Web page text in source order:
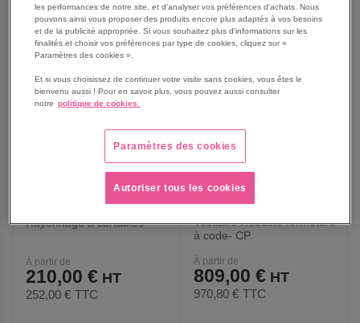
AUX
FAVORIS
AUX
FAVORIS
Rayonnage à cartables
À partir de
210,00 €
252,00 € TTC
Vestiaire Robusto fermeture
à code- CP
À partir de
809,00 €
970,80 € TTC
les performances de notre site, et d'analyser vos préférences d'achats. Nous
pouvons ainsi vous proposer des produits encore plus adaptés à vos besoins
et de la publicité appropriée. Si vous souhaitez plus d'informations sur les
finalités et choisir vos préférences par type de cookies, cliquez sur «
Paramètres des cookies ».
Et si vous choisissez de continuer votre visite sans cookies, vous êtes le
bienvenu aussi ! Pour en savoir plus, vous pouvez aussi consulter
notre politique de cookies.
Paramètres des cookies
Autoriser tous les cookies